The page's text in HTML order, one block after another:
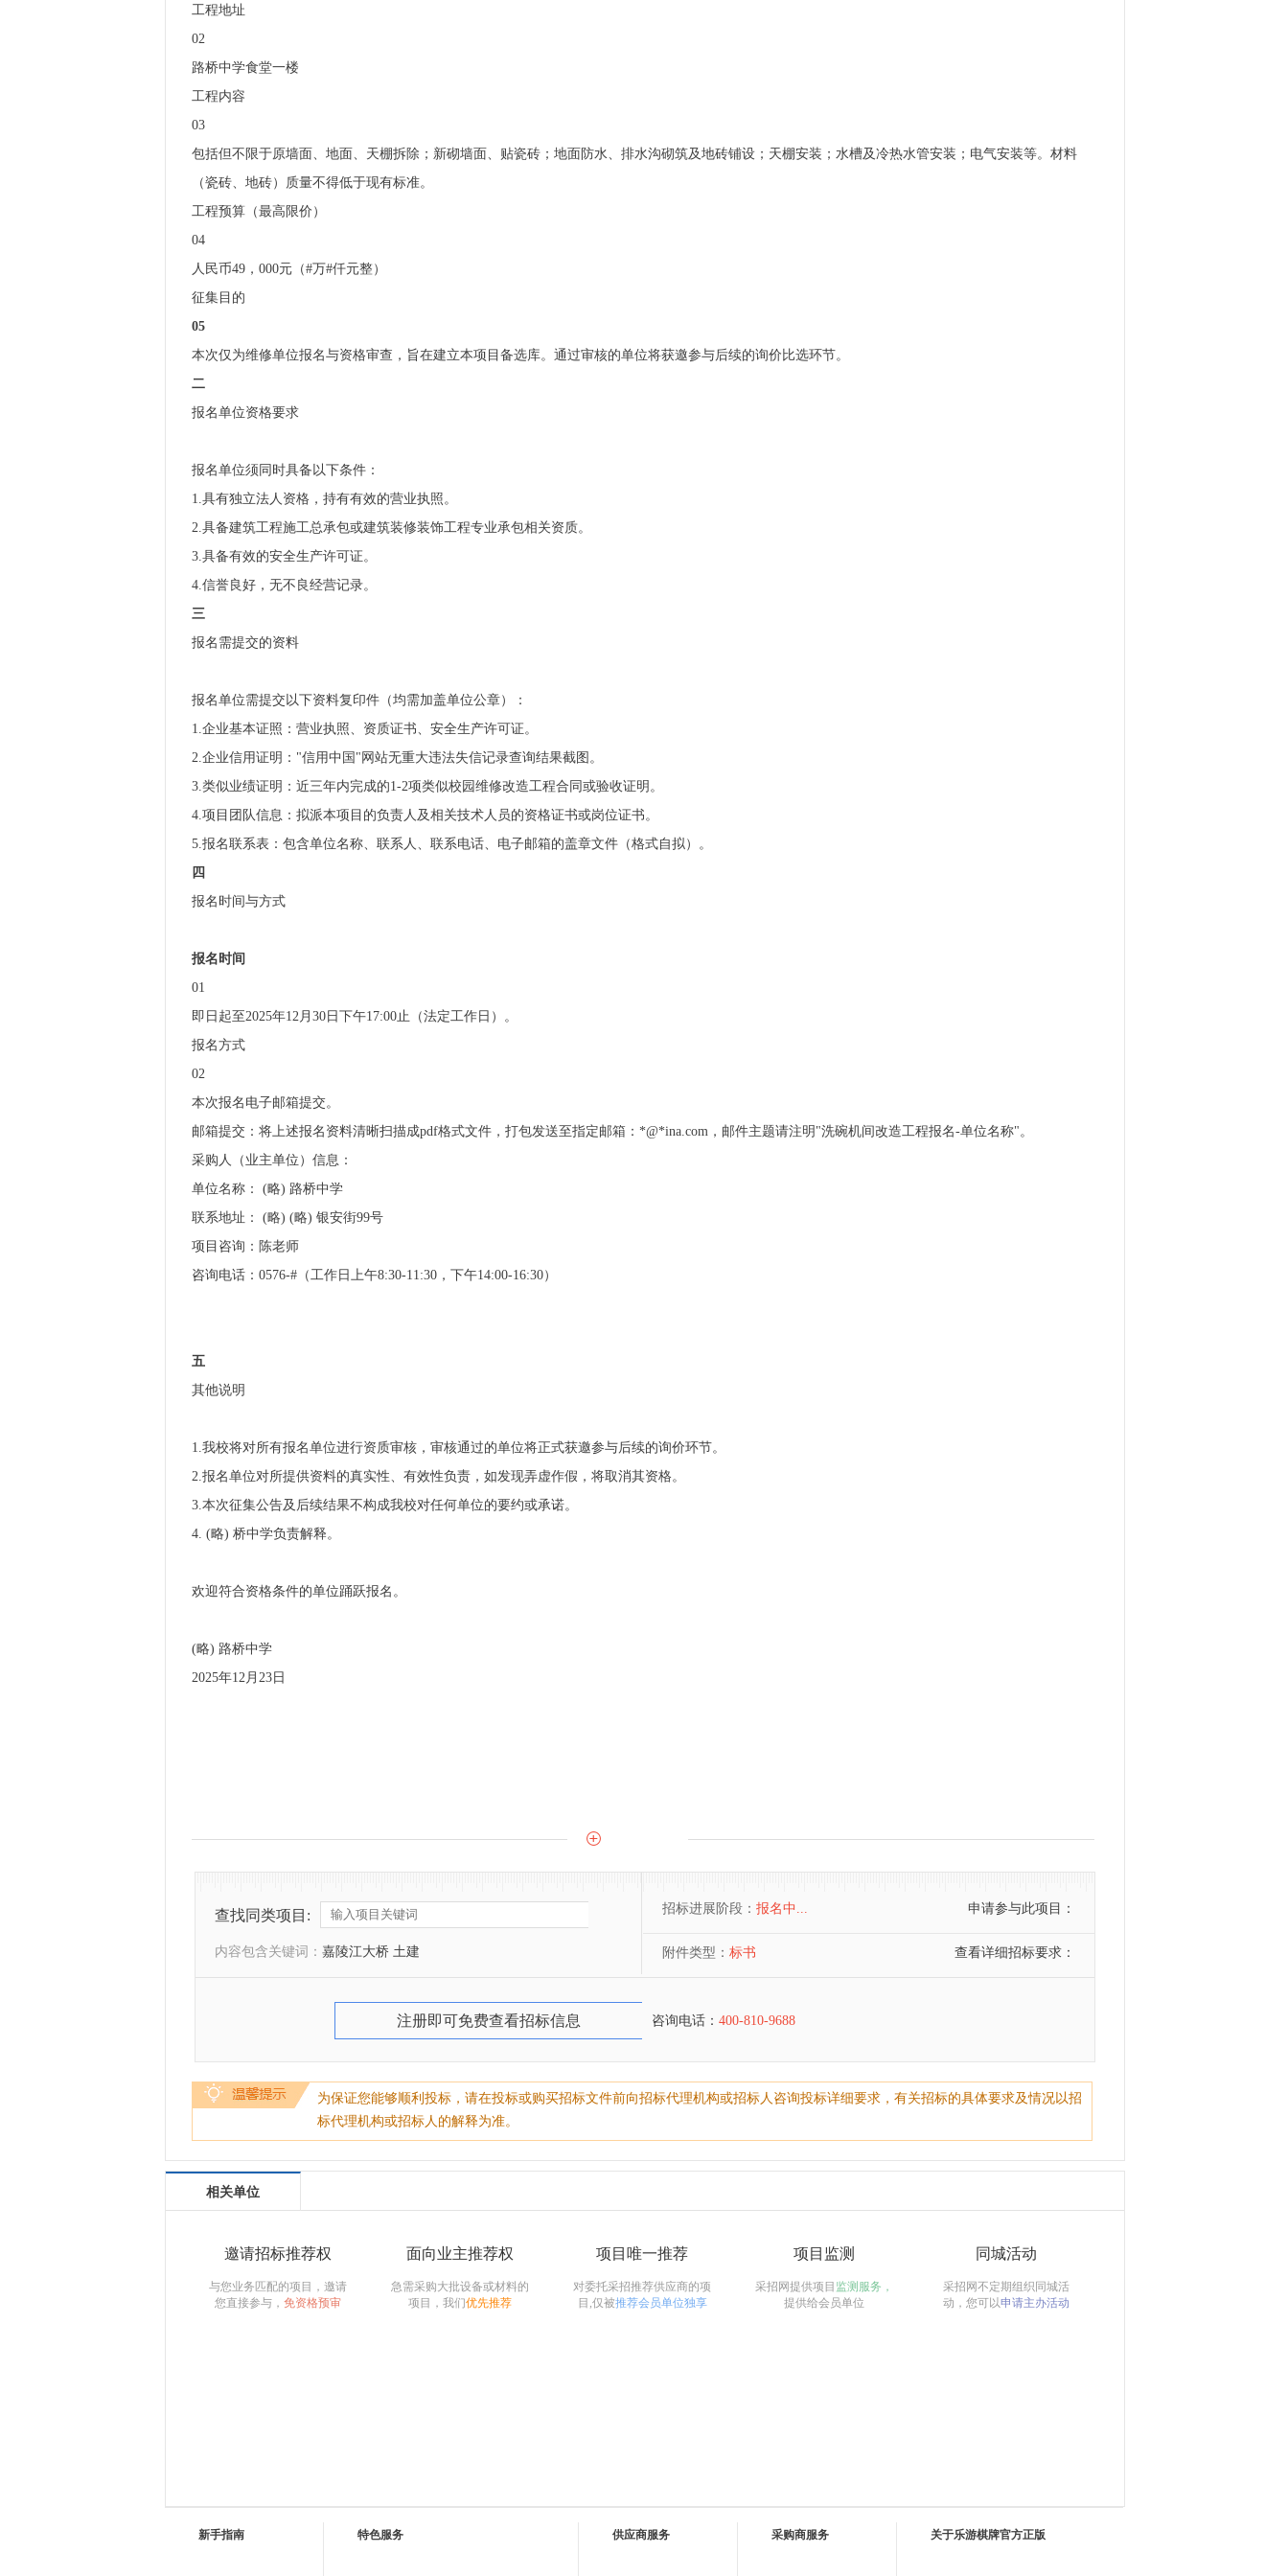
工程地址
02
路桥中学食堂一楼
工程内容
03
包括但不限于原墙面、地面、天棚拆除；新砌墙面、贴瓷砖；地面防水、排水沟砌筑及地砖铺设；天棚安装；水槽及冷热水管安装；电气安装等。材料
（瓷砖、地砖）质量不得低于现有标准。
工程预算（最高限价）
04
人民币49，000元（#万#仟元整）
征集目的
05
本次仅为维修单位报名与资格审查，旨在建立本项目备选库。通过审核的单位将获邀参与后续的询价比选环节。
二
报名单位资格要求
报名单位须同时具备以下条件：
1.具有独立法人资格，持有有效的营业执照。
2.具备建筑工程施工总承包或建筑装修装饰工程专业承包相关资质。
3.具备有效的安全生产许可证。
4.信誉良好，无不良经营记录。
三
报名需提交的资料
报名单位需提交以下资料复印件（均需加盖单位公章）：
1.企业基本证照：营业执照、资质证书、安全生产许可证。
2.企业信用证明："信用中国"网站无重大违法失信记录查询结果截图。
3.类似业绩证明：近三年内完成的1-2项类似校园维修改造工程合同或验收证明。
4.项目团队信息：拟派本项目的负责人及相关技术人员的资格证书或岗位证书。
5.报名联系表：包含单位名称、联系人、联系电话、电子邮箱的盖章文件（格式自拟）。
四
报名时间与方式
报名时间
01
即日起至2025年12月30日下午17:00止（法定工作日）。
报名方式
02
本次报名电子邮箱提交。
邮箱提交：将上述报名资料清晰扫描成pdf格式文件，打包发送至指定邮箱：*@*ina.com，邮件主题请注明"洗碗机间改造工程报名-单位名称"。
采购人（业主单位）信息：
单位名称： (略) 路桥中学
联系地址： (略) (略) 银安街99号
项目咨询：陈老师
咨询电话：0576-#（工作日上午8:30-11:30，下午14:00-16:30）
五
其他说明
1.我校将对所有报名单位进行资质审核，审核通过的单位将正式获邀参与后续的询价环节。
2.报名单位对所提供资料的真实性、有效性负责，如发现弄虚作假，将取消其资格。
3.本次征集公告及后续结果不构成我校对任何单位的要约或承诺。
4. (略) 桥中学负责解释。
欢迎符合资格条件的单位踊跃报名。
(略) 路桥中学
2025年12月23日
查找同类项目:
内容包含关键词： 嘉陵江大桥 土建
招标进展阶段： 报名中... 申请参与此项目：
附件类型： 标书 查看详细招标要求：
注册即可免费查看招标信息 咨询电话： 400-810-9688
为保证您能够顺利投标，请在投标或购买招标文件前向招标代理机构或招标人咨询投标详细要求，有关招标的具体要求及情况以招
标代理机构或招标人的解释为准。
相关单位
邀请招标推荐权
与您业务匹配的项目，邀请
您直接参与， 免资格预审
面向业主推荐权
急需采购大批设备或材料的
项目，我们优先推荐
项目唯一推荐
对委托采招推荐供应商的项
目,仅被推荐会员单位独享
项目监测
采招网提供项目 监测服务，
提供给会员单位
同城活动
采招网不定期组织同城活
动，您可以申请主办活动
新手指南 特色服务 供应商服务 采购商服务 关于乐游棋牌官方正版